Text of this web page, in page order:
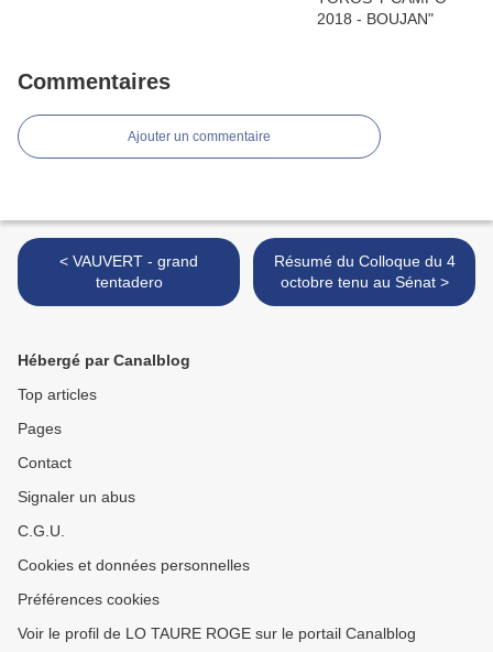
Commentaires
Ajouter un commentaire
< VAUVERT - grand
tentadero
Résumé du Colloque du 4
octobre tenu au Sénat >
Hébergé par Canalblog
Top articles
Pages
Contact
Signaler un abus
C.G.U.
Cookies et données personnelles
Préférences cookies
Voir le profil de LO TAURE ROGE sur le portail Canalblog